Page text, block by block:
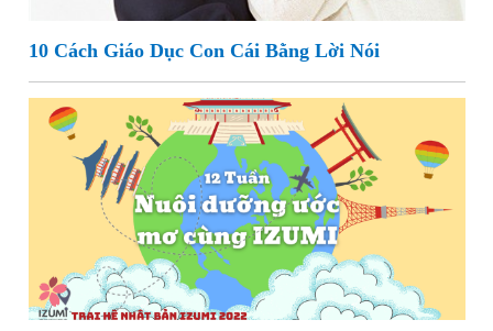
10 Cách Giáo Dục Con Cái Bằng Lời Nói